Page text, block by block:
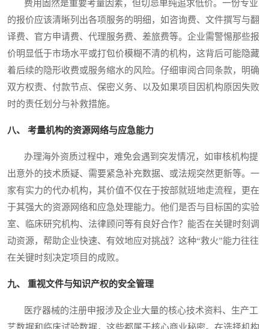
费用固然是重要考量因素，但切忌单纯追求低价。一份专业
的报价应该清晰列出各项服务的明细，如咨询费、文件撰写与翻
译费、官方申请费、代理服务费、差旅费等。企业需警惕那些报
价明显低于市场水平或打包价模糊不清的机构，这背后可能隐藏
着后续的隐形收费或服务缩水的风险。仔细审阅合同条款，明确
双方权责、付款节点、保密义务、以及如果项目因机构原因失败
时的责任划分与补救措施。
八、 考量机构的资源网络与应急能力
办理海外资质过程中，难免会遇到突发情况，如审核机构提
出意外的技术质疑、需要紧急补充数据、或法规突然更新等。一
家有实力的代办机构，其价值不仅在于按部就班地走流程，更在
于其强大的资源网络和应急处理能力。他们是否与目标国的实验
室、临床研究机构、法律顾问等有良好合作？能否在关键时刻调
动资源，帮助企业快速、有效地应对挑战？这种“救火”能力往往
在关键时刻决定项目的成败。
九、 重视文件与知识产权的安全管理
医疗器械的注册申报涉及企业大量的核心技术资料、生产工
艺数据和临床试验数据，这些都属于核心商业秘密。在选择机构